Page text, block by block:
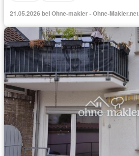
21.05.2026 bei Ohne-makler - Ohne-Makler.net